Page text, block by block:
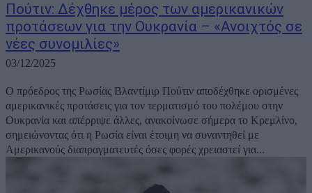
Πούτιν: Δέχθηκε μέρος των αμερικανικών
προτάσεων για την Ουκρανία – «Ανοιχτός σε
νέες συνομιλίες»
03/12/2025
Ο πρόεδρος της Ρωσίας Βλαντίμιρ Πούτιν αποδέχθηκε ορισμένες
αμερικανικές προτάσεις για τον τερματισμό του πολέμου στην
Ουκρανία και απέρριψε άλλες, ανακοίνωσε σήμερα το Κρεμλίνο,
σημειώνοντας ότι η Ρωσία είναι έτοιμη να συναντηθεί με
Αμερικανούς διαπραγματευτές όσες φορές χρειαστεί για...